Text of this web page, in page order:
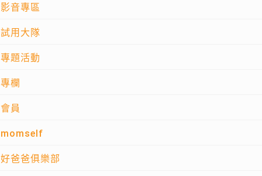
影音專區
試用大隊
專題活動
專欄
會員
momself
好爸爸俱樂部